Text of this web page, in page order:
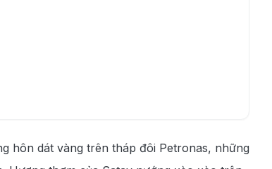
hôn dát vàng trên tháp đôi Petronas, những